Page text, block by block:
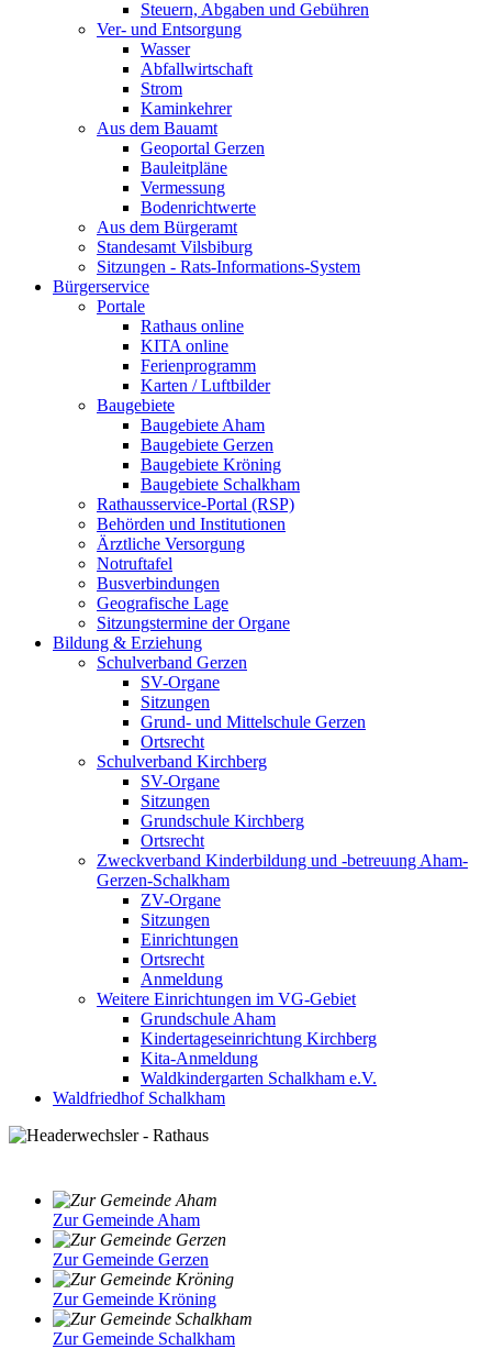
Steuern, Abgaben und Gebühren
Ver- und Entsorgung
Wasser
Abfallwirtschaft
Strom
Kaminkehrer
Aus dem Bauamt
Geoportal Gerzen
Bauleitpläne
Vermessung
Bodenrichtwerte
Aus dem Bürgeramt
Standesamt Vilsbiburg
Sitzungen - Rats-Informations-System
Bürgerservice
Portale
Rathaus online
KITA online
Ferienprogramm
Karten / Luftbilder
Baugebiete
Baugebiete Aham
Baugebiete Gerzen
Baugebiete Kröning
Baugebiete Schalkham
Rathausservice-Portal (RSP)
Behörden und Institutionen
Ärztliche Versorgung
Notruftafel
Busverbindungen
Geografische Lage
Sitzungstermine der Organe
Bildung & Erziehung
Schulverband Gerzen
SV-Organe
Sitzungen
Grund- und Mittelschule Gerzen
Ortsrecht
Schulverband Kirchberg
SV-Organe
Sitzungen
Grundschule Kirchberg
Ortsrecht
Zweckverband Kinderbildung und -betreuung Aham-
Gerzen-Schalkham
ZV-Organe
Sitzungen
Einrichtungen
Ortsrecht
Anmeldung
Weitere Einrichtungen im VG-Gebiet
Grundschule Aham
Kindertageseinrichtung Kirchberg
Kita-Anmeldung
Waldkindergarten Schalkham e.V.
Waldfriedhof Schalkham
Zur Gemeinde Aham
Zur Gemeinde Gerzen
Zur Gemeinde Kröning
Zur Gemeinde Schalkham